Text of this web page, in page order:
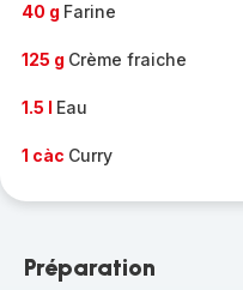
40 g Farine
125 g Crème fraiche
1.5 l Eau
1 càc Curry
Préparation